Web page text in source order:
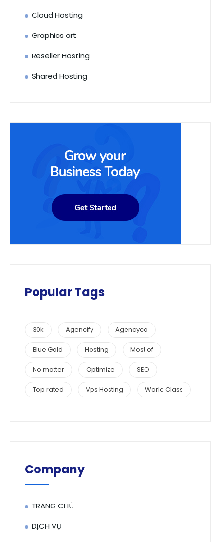
Cloud Hosting
Graphics art
Reseller Hosting
Shared Hosting
Popular Tags
30k Agencify Agencyco
Blue Gold Hosting Most of
No matter Optimize SEO
Top rated Vps Hosting World Class
Company
TRANG CHỦ
DỊCH VỤ